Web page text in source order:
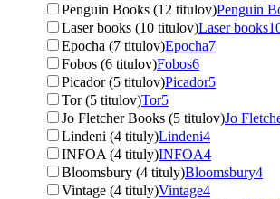
Penguin Books (12 titulov)Penguin
Laser books (10 titulov)Laser books
Epocha (7 titulov)Epocha7
Fobos (6 titulov)Fobos6
Picador (5 titulov)Picador5
Tor (5 titulov)Tor5
Jo Fletcher Books (5 titulov)Jo
Lindeni (4 tituly)Lindeni4
INFOA (4 tituly)INFOA4
Bloomsbury (4 tituly)Bloomsbury4
Vintage (4 tituly)Vintage4